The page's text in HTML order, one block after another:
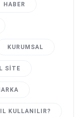
HABER
KURUMSAL
SITE
KULLANILIR?